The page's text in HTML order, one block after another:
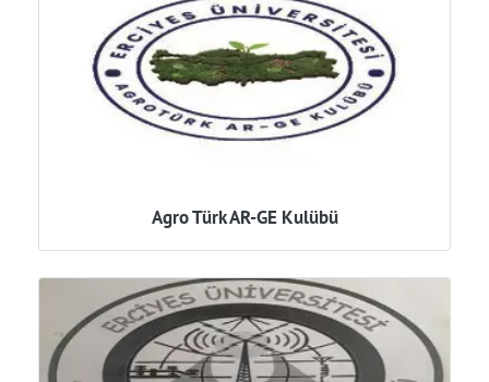
Agro Türk AR-GE Kulübü